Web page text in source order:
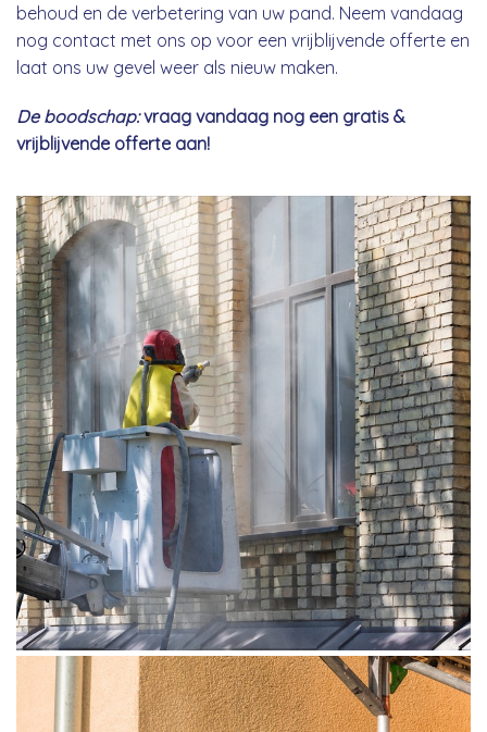
behoud en de verbetering van uw pand. Neem vandaag
nog contact met ons op voor een vrijblijvende offerte en
laat ons uw gevel weer als nieuw maken.
De boodschap:vraag vandaag nog een gratis &
vrijblijvende offerte aan!